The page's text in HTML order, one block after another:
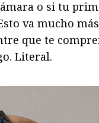
o si tu
va mucho
que te
Literal.